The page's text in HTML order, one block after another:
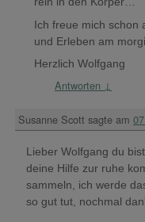
Ich freue mich schon
und Erleben am
Herzlich Wolfgang
Antworten ↓
Susanne Scott sagte am
Lieber Wolfgang du
deine Hilfe zur ruhe
sammeln, ich werde
so gut tut, nochmal